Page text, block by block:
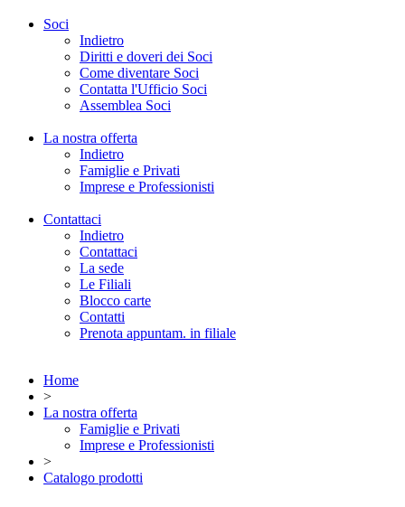
Soci
Indietro
Diritti e doveri dei Soci
Come diventare Soci
Contatta l'Ufficio Soci
Assemblea Soci
La nostra offerta
Indietro
Famiglie e Privati
Imprese e Professionisti
Contattaci
Indietro
Contattaci
La sede
Le Filiali
Blocco carte
Contatti
Prenota appuntam. in filiale
Home
>
La nostra offerta
Famiglie e Privati
Imprese e Professionisti
>
Catalogo prodotti